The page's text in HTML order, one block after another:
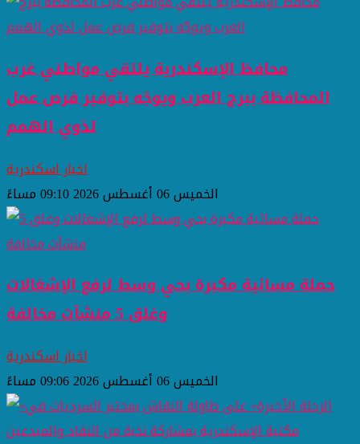
محافظ الإسكندرية يلتقي مواطني غرب
المحافظة ببرج العرب ويوجّه بتوفير فرص عمل
لذوي الهمم
اخبار اسكندرية
الخميس 06 أغسطس 2026 09:10 مساءً
حملة مسائية مكبرة بحي وسط لرفع الإشغالات
وغلق 5 منشآت مخالفة
اخبار اسكندرية
الخميس 06 أغسطس 2026 09:06 مساءً